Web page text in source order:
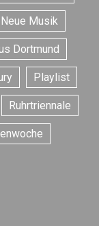
Neue Musik
Dortmund
Playlist
Ruhrtriennale